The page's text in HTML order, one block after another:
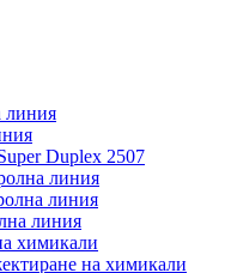
линия
Duplex 2507
линия
линия
линия
химикали
на химикали